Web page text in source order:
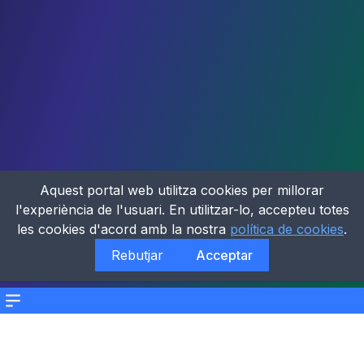
Menu
Aquest portal web utilitza cookies per millorar
l'experiència de l'usuari. En utilitzar-lo, accepteu totes
les cookies d'acord amb la nostra política de cookies.
Rebutjar
Acceptar